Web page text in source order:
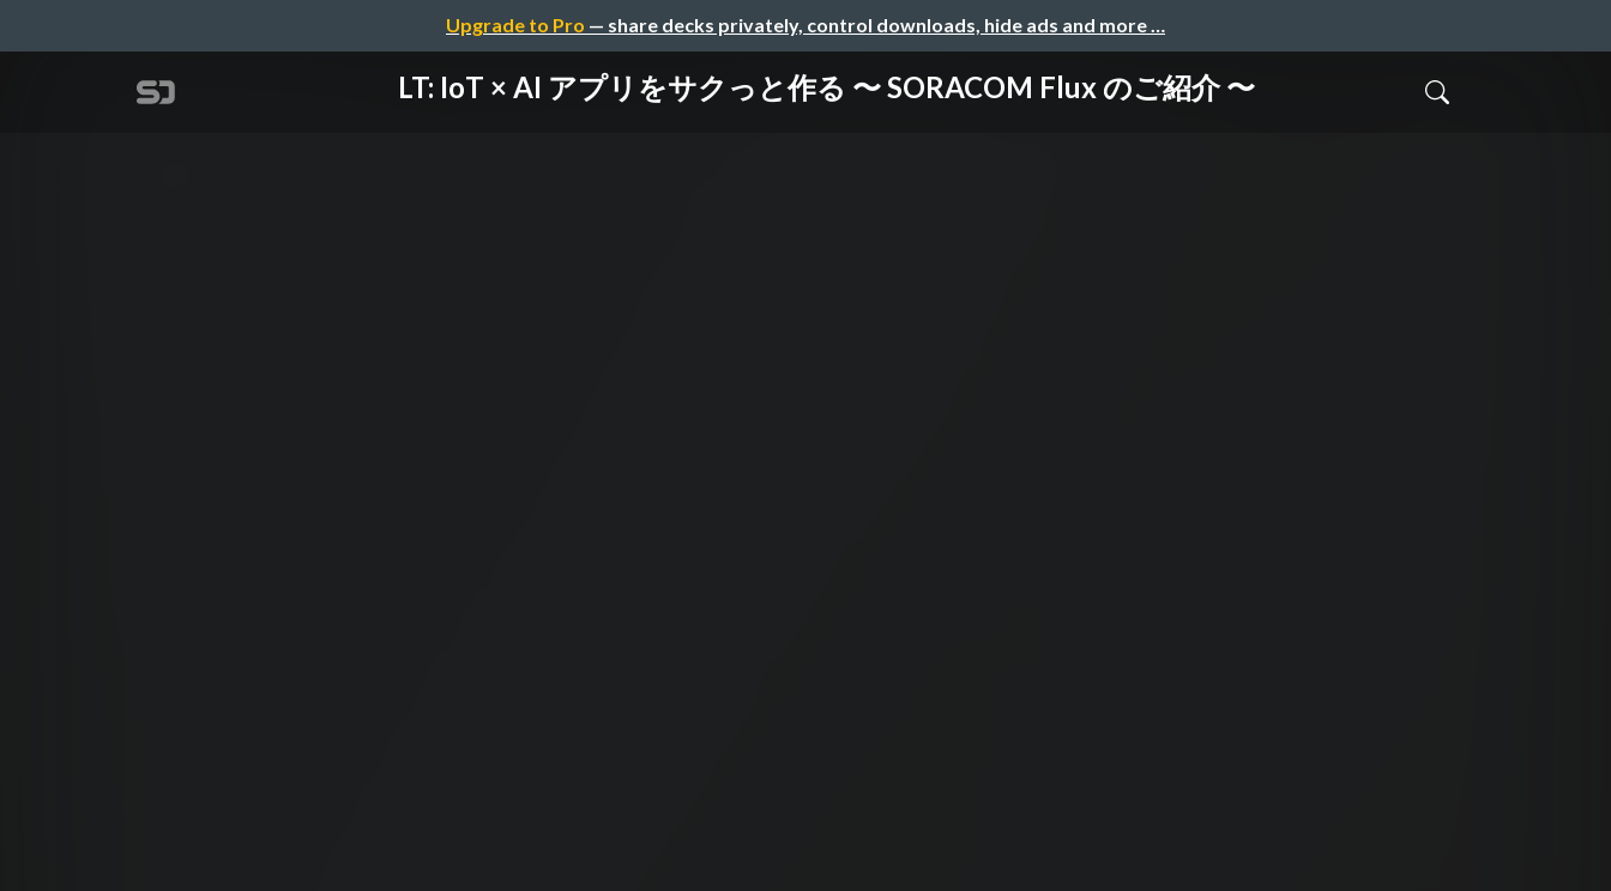
Upgrade to Pro — share decks privately, control downloads, hide ads and more …
LT: IoT × AI アプリをサクっと作る 〜 SORACOM Flux のご紹介 〜